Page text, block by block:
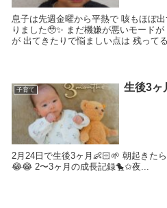
息子は先週金曜から平熱で 咳もほぼ
りました🥹✨ まだ機嫌が悪いモード
が 出てきたりで悩ましい点は 残ってる
子育て 生後3ヶ
2月24日で生後3ヶ月👶🏻🌱 朝起きた
😂😂 2〜3ヶ月の成長記録🐤✩夜...